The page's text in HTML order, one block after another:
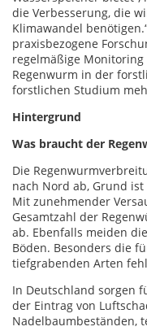
die Verbesserung, die
Klimawandel
praxisbezogene
regelmäßige Monitoring
Regenwurm in der
forstlichen Studium
Hintergrund
Was braucht der
Die
nach Nord ab, Grund
Mit zunehmender
Gesamtzahl der
ab. Ebenfalls meiden
Böden. Besonders die
tiefgrabenden Arten
In Deutschland sorgen
der Eintrag von
Nadelbaumbeständen,